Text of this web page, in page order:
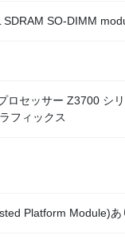
SDRAM SO-DIMM
ロセッサー Z3700 シ
フィックス
Platform Module)あ